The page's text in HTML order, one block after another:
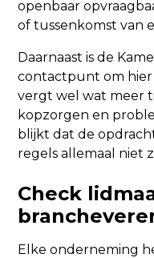
openbaar
of tussenkomst van
Daarnaast is de
contactpunt om hier
vergt wel wat meer
kopzorgen en
blijkt dat de
regels allemaal niet
Check
Elke onderneming